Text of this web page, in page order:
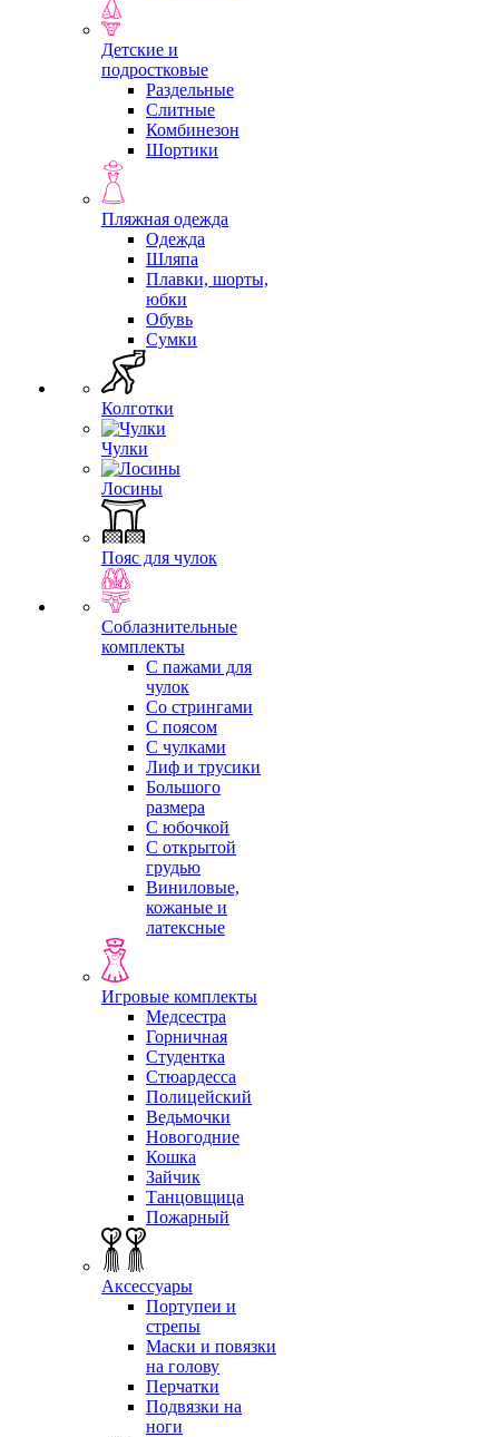
Детские и
подростковые
Раздельные
Слитные
Комбинезон
Шортики
Пляжная одежда
Одежда
Шляпа
Плавки, шорты,
юбки
Обувь
Сумки
Колготки
Чулки
Лосины
Пояс для чулок
Соблазнительные
комплекты
С пажами для
чулок
Со стрингами
С поясом
С чулками
Лиф и трусики
Большого
размера
С юбочкой
С открытой
грудью
Виниловые,
кожаные и
латексные
Игровые комплекты
Медсестра
Горничная
Студентка
Стюардесса
Полицейский
Ведьмочки
Новогодние
Кошка
Зайчик
Танцовщица
Пожарный
Аксессуары
Портупеи и
стрепы
Маски и повязки
на голову
Перчатки
Подвязки на
ноги